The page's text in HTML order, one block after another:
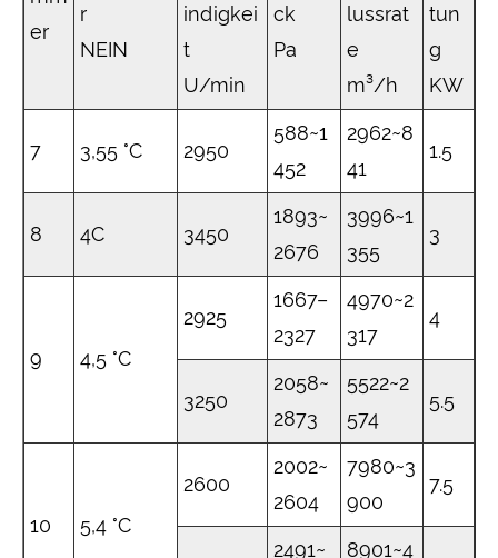
er
r
NEIN
indigkei
t
U/min
ck
Pa
lussrat
e
m³/h
tun
g
KW
7 3,55 °C 2950
588~1
452
2962~8
41
1.5
8 4C 3450
1893~
2676
3996~1
355
3
9 4,5 °C
2925
1667–
2327
4970~2
317
4
3250
2058~
2873
5522~2
574
5.5
10 5,4 °C
2600
2002~
2604
7980~3
900
7.5
2491~
8901~4